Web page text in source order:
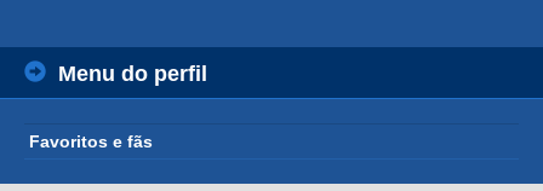
Menu do perfil
Favoritos e fãs